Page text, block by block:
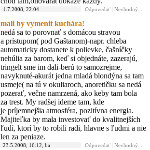
Odpovedať Nevhodný...
1.7.2008, 22:04
mali by vymenit kuchára!
nedá sa to porovnať s domácou stravou
a prístupom( pod Gaštanom)-napr. chleba
automaticky dostanete k polievke, čašníčky
nehúlia za barom, keď si objednáte, zazerajú,
tringelt sme im dali-berú to samozrejme,
navyknuté-akurát jedna mladá blondýna sa tam
usmeje( na tú v okuliaroch, anoretičku sa nedá
pozerať, večne namrzená, ako keby tam bola
za trest. My radšej ideme tam, kde
je príjemnejšia atmosféra, pozitívna energia.
Majiteľka by mala investovať do kvalitnejších
ľudí, ktorí by to robili radi, hlavne s ľudmi a nie
len za peniaze.
Odpovedať Nevhodný...
23.5.2008, 16:12, ba